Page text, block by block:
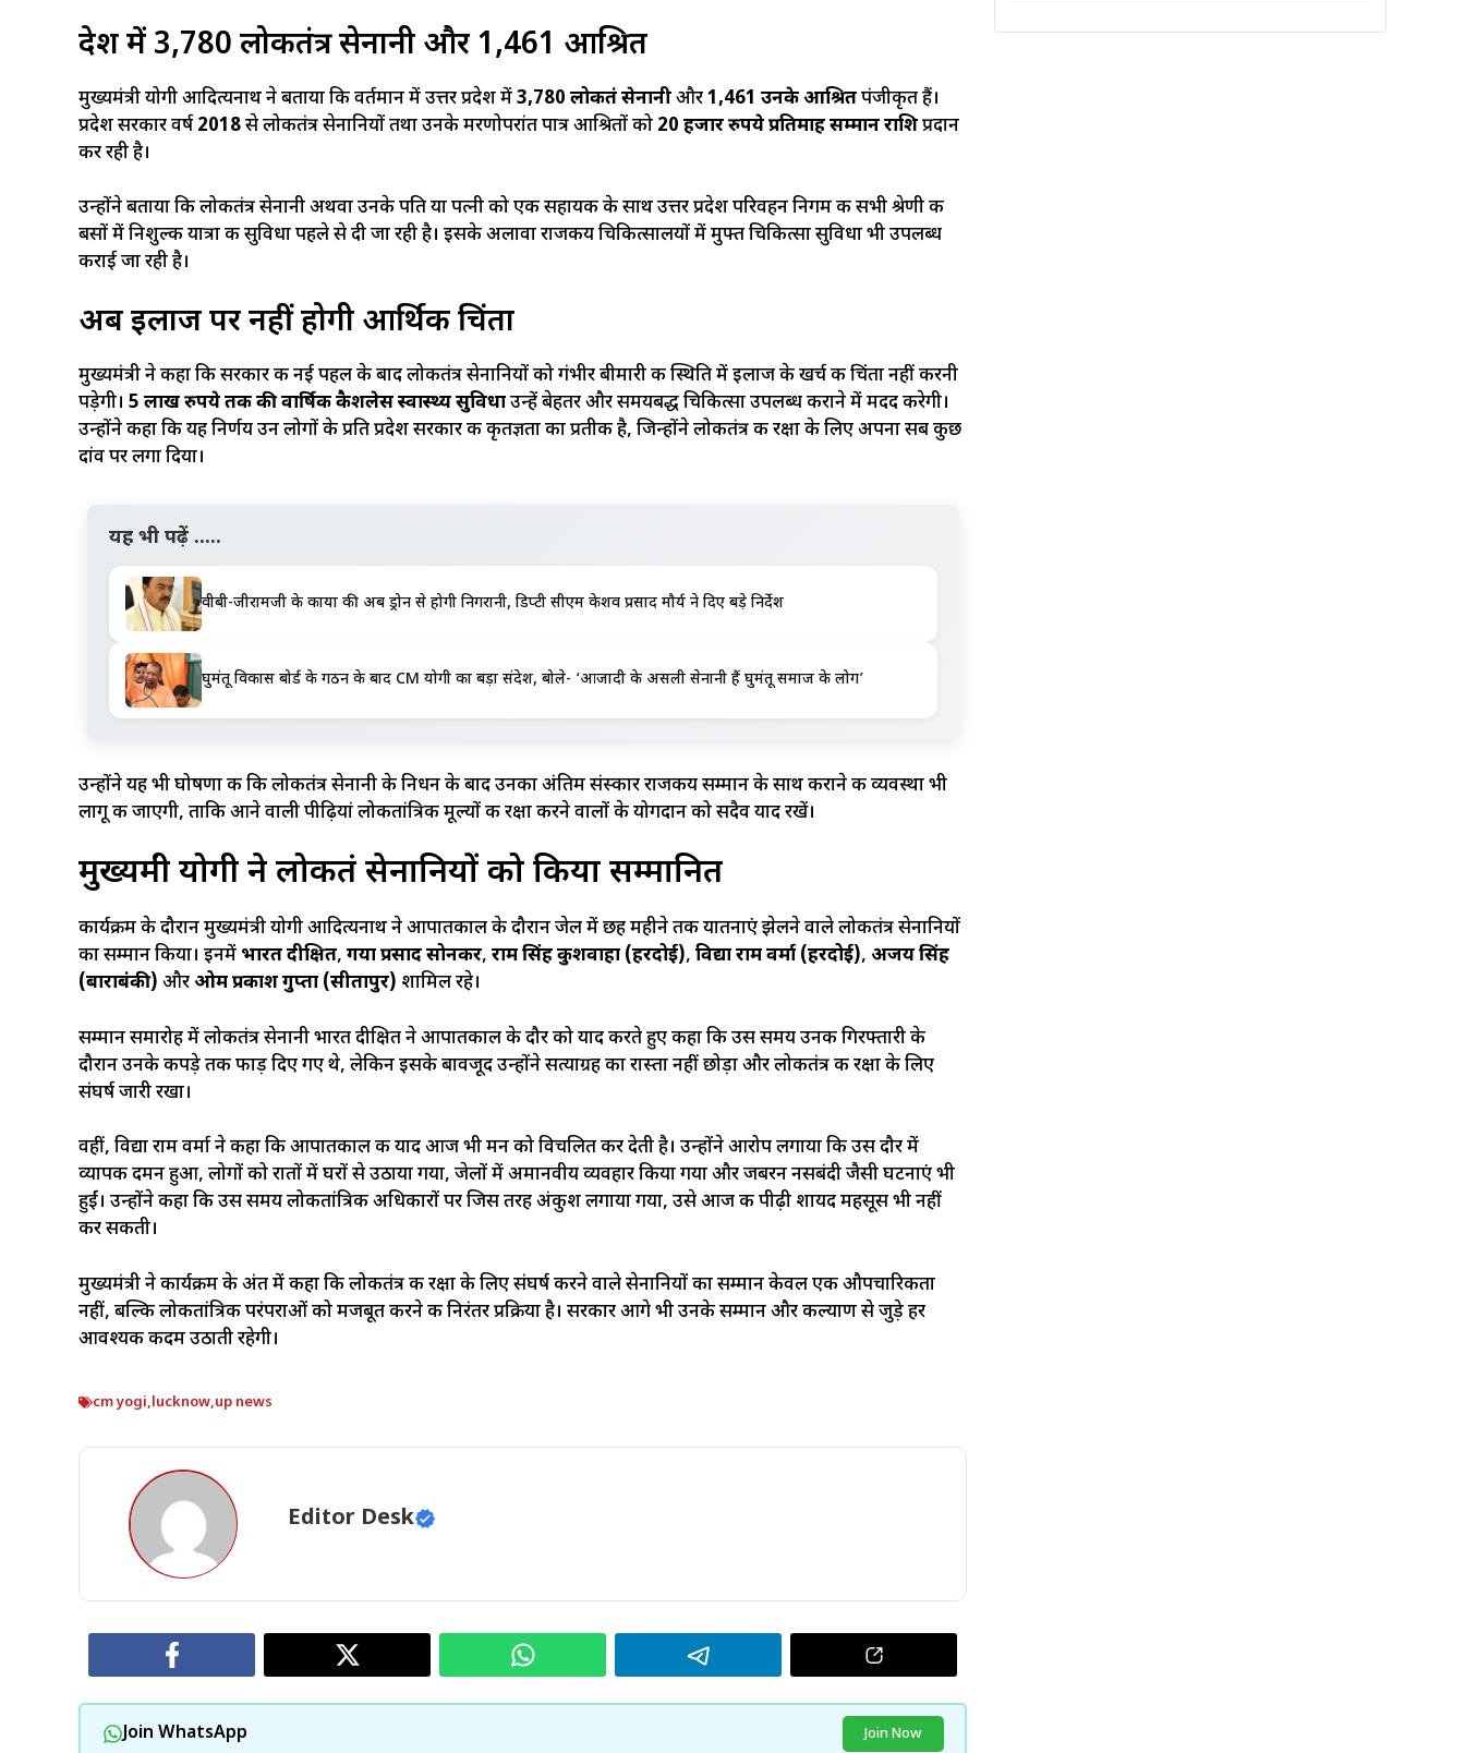
प्रदेश में 3,780 लोकतंत्र सेनानी और 1,461 आश्रित
मुख्यमंत्री योगी आदित्यनाथ ने बताया कि वर्तमान में उत्तर प्रदेश में3,780 लोकतंत्र सेनानीऔर1,461 उनके आश्रितपंजीकृत हैं।
प्रदेश सरकार वर्ष 2018से लोकतंत्र सेनानियों तथा उनके मरणोपरांत पात्र आश्रितों को 20 हजार रुपये प्रतिमाह सम्मान राशिप्रदान
कर रही है।
उन्होंने बताया कि लोकतंत्र सेनानी अथवा उनके पति या पत्नी को एक सहायक के साथ उत्तर प्रदेश परिवहन निगम की सभी श्रेणी की
बसों में निशुल्क यात्रा की सुविधा पहले से दी जा रही है। इसके अलावा राजकीय चिकित्सालयों में मुफ्त चिकित्सा सुविधा भी उपलब्ध
कराई जा रही है।
अब इलाज पर नहीं होगी आर्थिक चिंता
मुख्यमंत्री ने कहा कि सरकार की नई पहल के बाद लोकतंत्र सेनानियों को गंभीर बीमारी की स्थिति में इलाज के खर्च की चिंता नहीं करनी
पड़ेगी। 5 लाख रुपये तक की वार्षिक कैशलेस स्वास्थ्य सुविधाउन्हें बेहतर और समयबद्ध चिकित्सा उपलब्ध कराने में मदद करेगी।
उन्होंने कहा कि यह निर्णय उन लोगों के प्रति प्रदेश सरकार की कृतज्ञता का प्रतीक है, जिन्होंने लोकतंत्र की रक्षा के लिए अपना सब कुछ
दांव पर लगा दिया।
यह भी पढ़ें .....
वीबी-जीरामजी के कार्यों की अब ड्रोन से होगी निगरानी, डिप्टी सीएम केशव प्रसाद मौर्य ने दिए बड़े निर्देश
घुमंतू विकास बोर्ड के गठन के बाद CM योगी का बड़ा संदेश, बोले- ‘आजादी के असली सेनानी हैं घुमंतू समाज के लोग’
उन्होंने यह भी घोषणा की कि लोकतंत्र सेनानी के निधन के बाद उनका अंतिम संस्कार राजकीय सम्मान के साथ कराने की व्यवस्था भी
लागू की जाएगी, ताकि आने वाली पीढ़ियां लोकतांत्रिक मूल्यों की रक्षा करने वालों के योगदान को सदैव याद रखें।
मुख्यमंत्री योगी ने लोकतंत्र सेनानियों को किया सम्मानित
कार्यक्रम के दौरान मुख्यमंत्री योगी आदित्यनाथ ने आपातकाल के दौरान जेल में छह महीने तक यातनाएं झेलने वाले लोकतंत्र सेनानियों
का सम्मान किया। इनमें भारत दीक्षित, गया प्रसाद सोनकर, राम सिंह कुशवाहा (हरदोई), विद्या राम वर्मा (हरदोई), अजय सिंह
(बाराबंकी) और ओम प्रकाश गुप्ता (सीतापुर) शामिल रहे।
सम्मान समारोह में लोकतंत्र सेनानी भारत दीक्षित ने आपातकाल के दौर को याद करते हुए कहा कि उस समय उनकी गिरफ्तारी के
दौरान उनके कपड़े तक फाड़ दिए गए थे, लेकिन इसके बावजूद उन्होंने सत्याग्रह का रास्ता नहीं छोड़ा और लोकतंत्र की रक्षा के लिए
संघर्ष जारी रखा।
वहीं, विद्या राम वर्मा ने कहा कि आपातकाल की याद आज भी मन को विचलित कर देती है। उन्होंने आरोप लगाया कि उस दौर में
व्यापक दमन हुआ, लोगों को रातों में घरों से उठाया गया, जेलों में अमानवीय व्यवहार किया गया और जबरन नसबंदी जैसी घटनाएं भी
हुईं। उन्होंने कहा कि उस समय लोकतांत्रिक अधिकारों पर जिस तरह अंकुश लगाया गया, उसे आज की पीढ़ी शायद महसूस भी नहीं
कर सकती।
मुख्यमंत्री ने कार्यक्रम के अंत में कहा कि लोकतंत्र की रक्षा के लिए संघर्ष करने वाले सेनानियों का सम्मान केवल एक औपचारिकता
नहीं, बल्कि लोकतांत्रिक परंपराओं को मजबूत करने की निरंतर प्रक्रिया है। सरकार आगे भी उनके सम्मान और कल्याण से जुड़े हर
आवश्यक कदम उठाती रहेगी।
cm yogi,lucknow,up news
Editor Desk
Join WhatsApp Join Now